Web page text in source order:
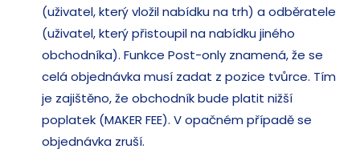
(uživatel, který vložil nabídku na trh) a odběratele
(uživatel, který přistoupil na nabídku jiného
obchodníka). Funkce Post-only znamená, že se
celá objednávka musí zadat z pozice tvůrce. Tím
je zajištěno, že obchodník bude platit nižší
poplatek (MAKER FEE). V opačném případě se
objednávka zruší.